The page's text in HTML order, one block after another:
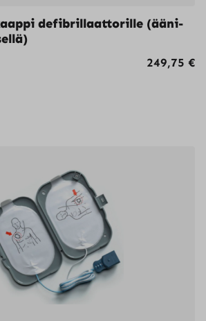
defibrillaattorille (ääni-
249,75 €